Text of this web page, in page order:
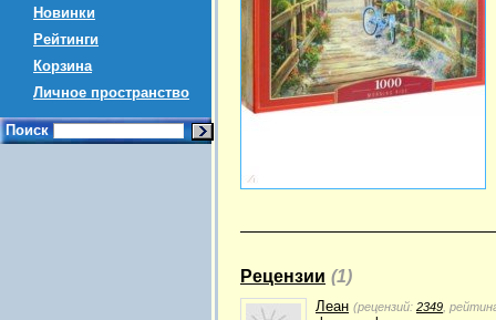
Новинки
Рейтинги
Корзина
Личное пространство
Поиск
Рецензии (1)
Леан (рецензий: 2349 ,